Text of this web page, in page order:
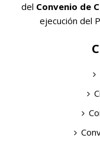
del Convenio de
ejecución del